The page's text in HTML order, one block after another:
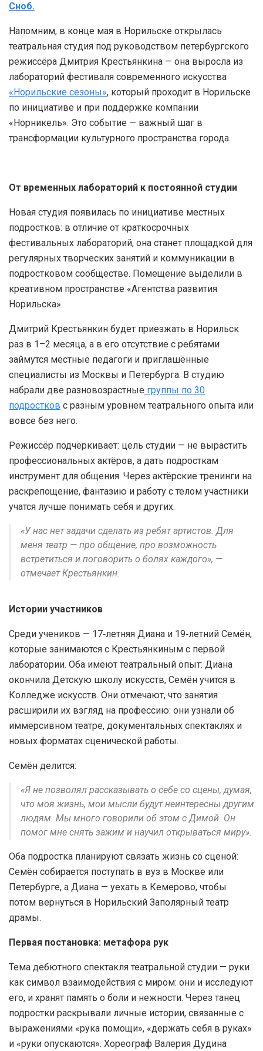
Сноб.
Напомним, в конце мая в Норильске открылась
театральная студия под руководством петербургского
режиссёра Дмитрия Крестьянкина — она выросла из
лабораторий фестиваля современного искусства
«Норильские сезоны», который проходит в Норильске
по инициативе и при поддержке компании
«Норникель». Это событие — важный шаг в
трансформации культурного пространства города.
От временных лабораторий к постоянной студии
Новая студия появилась по инициативе местных
подростков: в отличие от краткосрочных
фестивальных лабораторий, она станет площадкой для
регулярных творческих занятий и коммуникации в
подростковом сообществе. Помещение выделили в
креативном пространстве «Агентства развития
Норильска».
Дмитрий Крестьянкин будет приезжать в Норильск
раз в 1–2 месяца, а в его отсутствие с ребятами
займутся местные педагоги и приглашённые
специалисты из Москвы и Петербурга. В студию
набрали две разновозрастные группы по 30
подростков с разным уровнем театрального опыта или
вовсе без него.
Режиссёр подчёркивает: цель студии — не вырастить
профессиональных актёров, а дать подросткам
инструмент для общения. Через актёрские тренинги на
раскрепощение, фантазию и работу с телом участники
учатся лучше понимать себя и других.
«У нас нет задачи сделать из ребят артистов. Для
меня театр — про общение, про возможность
встретиться и поговорить о болях каждого», —
отмечает Крестьянкин.
Истории участников
Среди учеников — 17‑летняя Диана и 19‑летний Семён,
которые занимаются с Крестьянкиным с первой
лаборатории. Оба имеют театральный опыт: Диана
окончила Детскую школу искусств, Семён учится в
Колледже искусств. Они отмечают, что занятия
расширили их взгляд на профессию: они узнали об
иммерсивном театре, документальных спектаклях и
новых форматах сценической работы.
Семён делится:
«Я не позволял рассказывать о себе со сцены, думая,
что моя жизнь, мои мысли будут неинтересны другим
людям. Мы много говорили об этом с Димой. Он
помог мне снять зажим и научил открываться миру».
Оба подростка планируют связать жизнь со сценой:
Семён собирается поступать в вуз в Москве или
Петербурге, а Диана — уехать в Кемерово, чтобы
потом вернуться в Норильский Заполярный театр
драмы.
Первая постановка: метафора рук
Тема дебютного спектакля театральной студии — руки
как символ взаимодействия с миром: они и исследуют
его, и хранят память о боли и нежности. Через танец
подростки раскрывали личные истории, связанные с
выражениями «рука помощи», «держать себя в руках»
и «руки опускаются». Хореограф Валерия Дудина